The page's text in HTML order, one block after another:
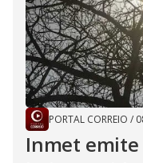
PORTAL CORREIO /
Inmet